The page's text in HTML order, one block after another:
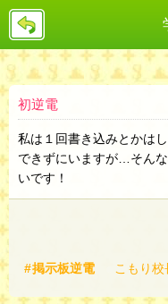
戻
初逆電
私は１回書き込みとかは
できずにいますが…そん
いです！
掲示板逆電 こもり校